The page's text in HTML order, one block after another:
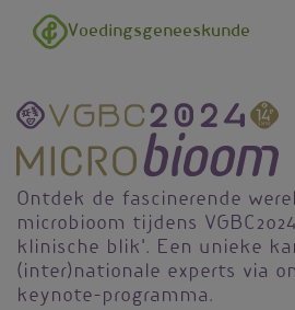
Overslaan en naar de inhoud gaan
Voedingsgeneeskunde
Ontdek de fascinerende
microbioom tijdens
klinische blik'. Een unieke
(inter)nationale experts via
keynote-programma.